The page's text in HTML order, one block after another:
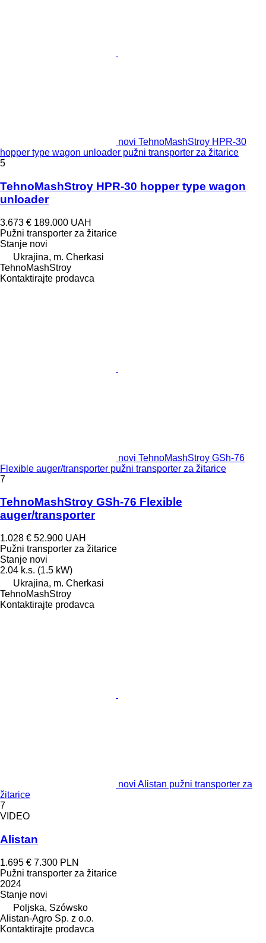
novi TehnoMashStroy HPR-30
hopper type wagon unloader pužni transporter za žitarice
5
TehnoMashStroy HPR-30 hopper type wagon
unloader
3.673 € 189.000 UAH
Pužni transporter za žitarice
Stanje novi
Ukrajina, m. Cherkasi
TehnoMashStroy
Kontaktirajte prodavca
novi TehnoMashStroy GSh-76
Flexible auger/transporter pužni transporter za žitarice
7
TehnoMashStroy GSh-76 Flexible
auger/transporter
1.028 € 52.900 UAH
Pužni transporter za žitarice
Stanje novi
2.04 k.s. (1.5 kW)
Ukrajina, m. Cherkasi
TehnoMashStroy
Kontaktirajte prodavca
novi Alistan pužni transporter za
žitarice
7
VIDEO
Alistan
1.695 € 7.300 PLN
Pužni transporter za žitarice
2024
Stanje novi
Poljska, Szówsko
Alistan-Agro Sp. z o.o.
Kontaktirajte prodavca